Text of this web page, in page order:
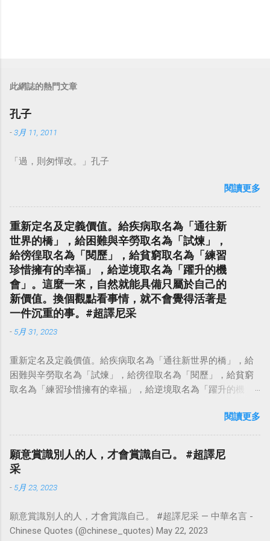
此網誌的熱門文章
孔子
-3月 11, 2011
「過，則匆憚改。」孔子
閱讀更多
重新定名及定義價值。給疾病取名為「通往新
世界的橋」，給困難與辛勞取名為「試煉」，
給徬徨取名為「閱歷」，給貧窮取名為「練習
珍惜擁有的幸福」，給逆境取名為「躍升的機
會」。這麼一來，自然就能具備只屬於自己的
新價值。換個觀點看事情，就不會覺得活著是
一件沉重的事。#超譯尼采
- 5月 31, 2023
重新定名及定義價值。給疾病取名為「通往新世界的橋」，給
困難與辛勞取名為「試煉」，給徬徨取名為「閱歷」，給貧窮
取名為「練習珍惜擁有的幸福」，給逆境取名為「躍升的機
點看事情，就不會覺得活著是一件沉重的事。#超譯尼采 — 中
華名言 - Chinese Quotes (@chinese_quotes) May 23, 2023
閱讀更多
願意賞識別人的人，才會賞識自己。 #超譯尼
采
- 5月 23, 2023
願意賞識別人的人，才會賞識自己。 #超譯尼采 — 中華名言 -
Chinese Quotes (@chinese_quotes) May 22, 2023